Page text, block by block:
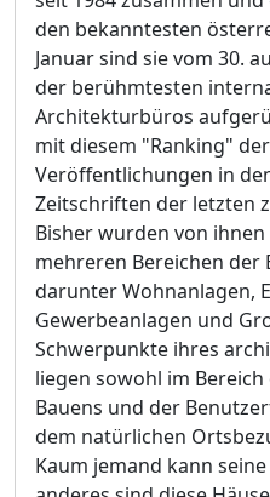
den bekanntesten
Januar sind sie vom 30.
der berühmtesten
Architekturbüros
mit diesem "Ranking"
Veröffentlichungen in
Zeitschriften der letzten
Bisher wurden von
mehreren Bereichen
darunter Wohnanlagen,
Gewerbeanlagen und
Schwerpunkte ihres
liegen sowohl im
Bauens und der
dem natürlichen
Kaum jemand kann